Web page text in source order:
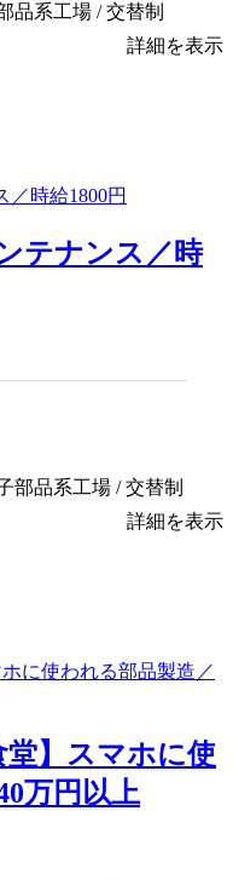
品系工場 / 交替制
詳細を表示
テナンス／時
部品系工場 / 交替制
詳細を表示
堂】スマホに使
万円以上